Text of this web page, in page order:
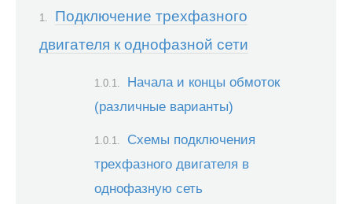
Подключение трехфазного
двигателя к однофазной сети
Начала и концы обмоток
(различные варианты)
Схемы подключения
трехфазного двигателя в
однофазную сеть